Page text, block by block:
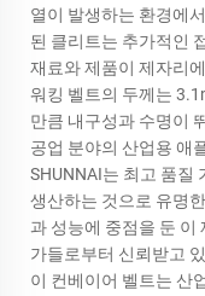
열이 발생하는 환경에
된 클리트는 추가적인
재료와 제품이 제자리
워킹 벨트의 두께는
만큼 내구성과 수명이
공업 분야의 산업용 애
SHUNNAI는 최고 품질
생산하는 것으로 유명
과 성능에 중점을 둔 이
가들로부터 신뢰받고
이 컨베이어 벨트는 산